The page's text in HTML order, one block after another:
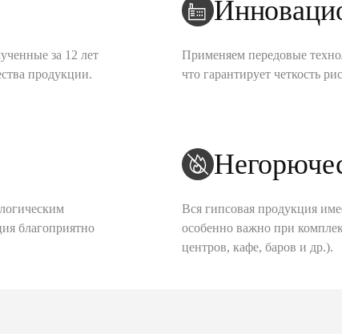
за 12 лет
продукции.
Применяем передовые
что гарантирует четкость
благоприятно
Вся гипсовая продукция
особенно важно при
центров, кафе, баров и др.).